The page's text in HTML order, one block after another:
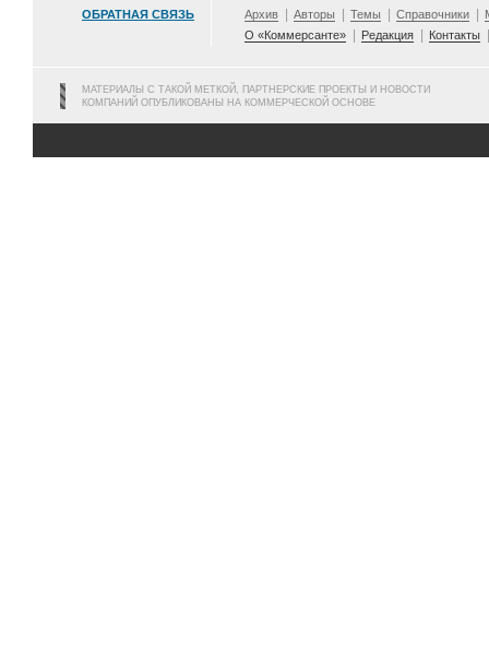
ОБРАТНАЯ СВЯЗЬ Архив Авторы Темы Справочники
О «Коммерсанте»
Редакция Контакты
МАТЕРИАЛЫ С ТАКОЙ МЕТКОЙ, ПАРТНЕРСКИЕ ПРОЕКТЫ И НОВОСТИ
КОМПАНИЙ ОПУБЛИКОВАНЫ НА КОММЕРЧЕСКОЙ ОСНОВЕ